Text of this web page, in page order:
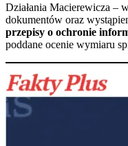
Działania Macierewicza –
dokumentów oraz
przepisy o ochronie
poddane ocenie wymiaru